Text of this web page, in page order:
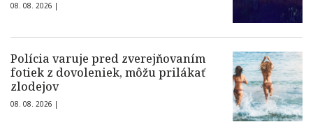
08. 08. 2026 |
Polícia varuje pred zverejňovaním
fotiek z dovoleniek, môžu prilákať
zlodejov
08. 08. 2026 |